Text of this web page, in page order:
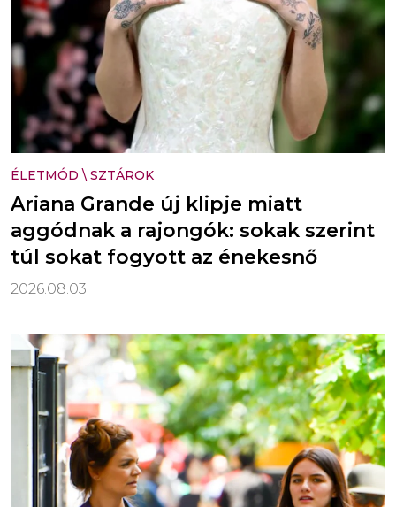
ÉLETMÓD \ SZTÁROK
Ariana Grande új klipje miatt
aggódnak a rajongók: sokak szerint
túl sokat fogyott az énekesnő
2026.08.03.